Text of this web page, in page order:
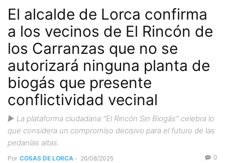
El alcalde de Lorca confirma
a los vecinos de El Rincón de
los Carranzas que no se
autorizará ninguna planta de
biogás que presente
conflictividad vecinal
▶️ La plataforma ciudadana "El Rincón Sin Biogás" celebra lo
que considera un compromiso decisivo para el futuro de las
pedanías altas.
Por COSAS DE LORCA - 26/08/2025 0